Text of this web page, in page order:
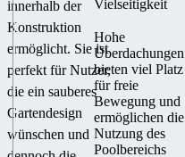
innerhalb der
Konstruktion
ermöglicht. Sie ist
perfekt für Nutzer,
die ein sauberes
Gartendesign
wünschen und
Vielseitigkeit
Hohe
Überdachungen
bieten viel Platz
für freie
Bewegung und
ermöglichen die
Nutzung des
Poolbereichs